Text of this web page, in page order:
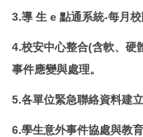
3.導 生 e 點通系統-每月
4.校安中心整合(含軟、硬
事件應變與處理。
5.各單位緊急聯絡資料建立
6.學生意外事件協處與教